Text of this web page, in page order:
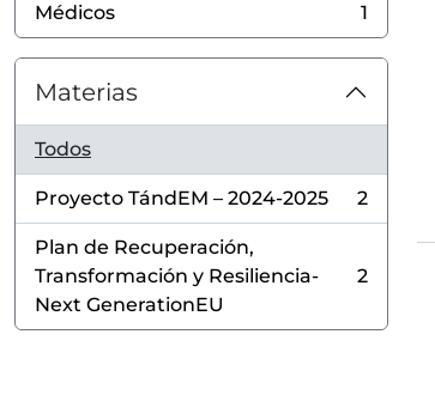
Médicos
, 1 resultados
1
Materias
Todos
Proyecto TándEM – 2024-2025
, 2 resultados
2
Plan de Recuperación,
Transformación y Resiliencia-
Next GenerationEU
, 2 resultados
2